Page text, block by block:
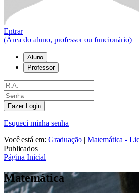
Entrar
(Área do aluno, professor ou funcionário)
Aluno
Professor
Fazer Login
Esqueci minha senha
Você está em: Graduação | Matemática -
Publicados
Página Inicial
Matemática